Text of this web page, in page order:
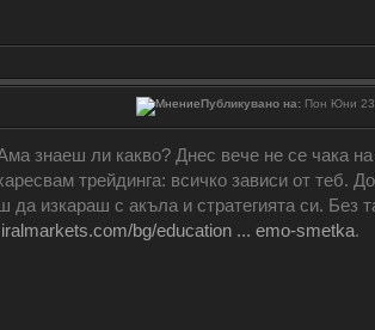
Публикувано на:Пон Юни
знаеш ли какво? Днес вече не се чака
трейдинга: всичко зависи от теб.
изкараш с акъла и стратегията си. Без
bg/education ... emo-smetka.